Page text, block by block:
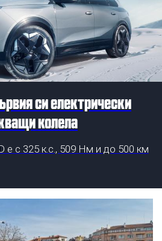
си електрически
колела
е с 325 к.с., 509 Нм и до 500 км